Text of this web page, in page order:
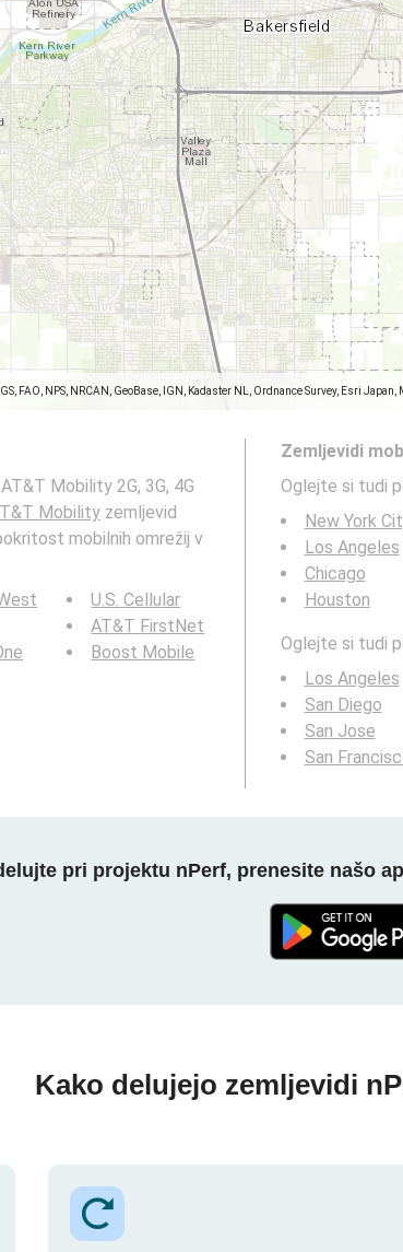
FAO, NPS, NRCAN, GeoBase, IGN, Kadaster NL, Ordnance Survey, Esri
Mobility 2G, 3G, 4G
Mobility zemljevid
mobilnih omrežij v
U.S. Cellular
AT&T FirstNet
Boost Mobile
Zemljevidi
Oglejte si tudi
New York
Los Angeles
Chicago
Houston
Oglejte si tudi
Los Angeles
San Diego
San Jose
San
pri projektu nPerf, prenesite našo
Kako delujejo zemljevidi